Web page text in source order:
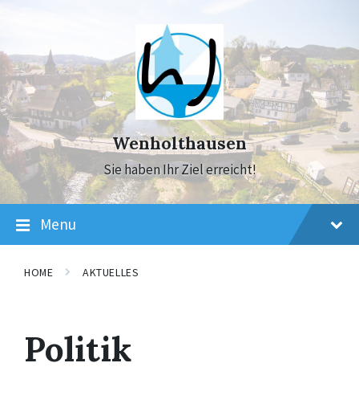
navigation
Wenholthausen
Sie haben Ihr Ziel erreicht!
Menu
HOME AKTUELLES
Politik